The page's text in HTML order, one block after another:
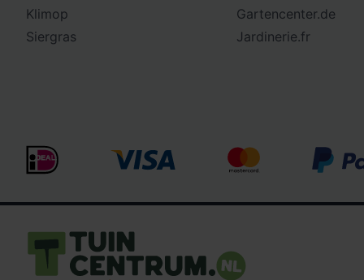
Klimop
Siergras
Gartencenter.de
Jardinerie.fr